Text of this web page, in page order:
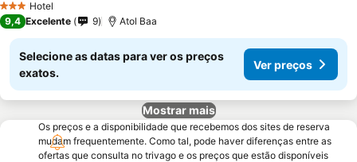
3 EstrelasHotel
Ver preços
9,4 Excelente 9 Atol Baa
Selecione as datas para ver os preços
exatos.
Ver preços
Mostrar mais
Os preços e a disponibilidade que recebemos dos sites de reserva
mudam frequentemente. Como tal, pode haver diferenças entre as
ofertas que consulta no trivago e os preços que estão disponíveis